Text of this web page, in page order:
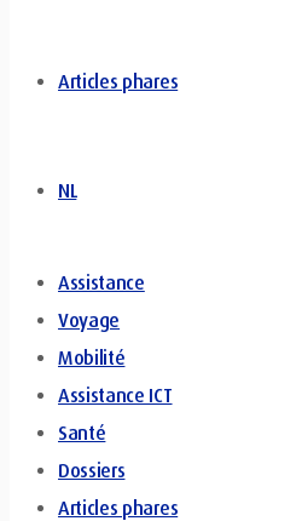
Articles phares
NL
Assistance
Voyage
Mobilité
Assistance ICT
Santé
Dossiers
Articles phares